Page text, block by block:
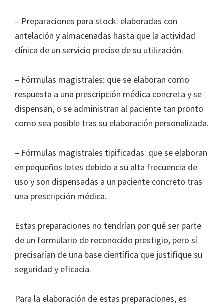
– Preparaciones para stock: elaboradas con
antelación y almacenadas hasta que la actividad
clínica de un servicio precise de su utilización.
– Fórmulas magistrales: que se elaboran como
respuesta a una prescripción médica concreta y se
dispensan, o se administran al paciente tan pronto
como sea posible tras su elaboración personalizada.
– Fórmulas magistrales tipificadas: que se elaboran
en pequeños lotes debido a su alta frecuencia de
uso y son dispensadas a un paciente concreto tras
una prescripción médica.
Estas preparaciones no tendrían por qué ser parte
de un formulario de reconocido prestigio, pero sí
precisarían de una base científica que justifique su
seguridad y eficacia.
Para la elaboración de estas preparaciones, es